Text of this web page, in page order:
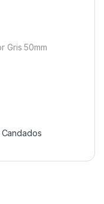
Gris 50mm
Candados